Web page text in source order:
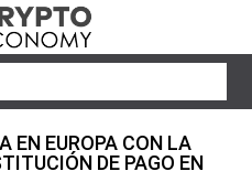
EN EUROPA CON LA
DE PAGO EN